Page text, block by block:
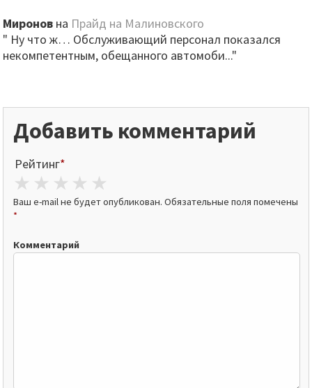
Миронов на Прайд на Малиновского
" Ну что ж… Обслуживающий персонал показался
некомпетентным, обещанного автомоби..."
Добавить комментарий
Рейтинг*
4 stars
3 stars
2 stars
1 star
Ваш e-mail не будет опубликован. Обязательные поля помечены
*
Комментарий